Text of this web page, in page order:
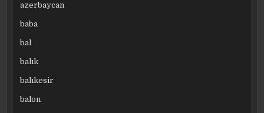
azerbaycan
baba
bal
balık
balıkesir
balon